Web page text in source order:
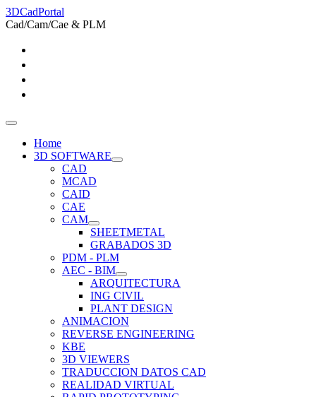
3DCadPortal
Cad/Cam/Cae & PLM
Home
3D SOFTWARE
CAD
MCAD
CAID
CAE
CAM
SHEETMETAL
GRABADOS 3D
PDM - PLM
AEC - BIM
ARQUITECTURA
ING CIVIL
PLANT DESIGN
ANIMACION
REVERSE ENGINEERING
KBE
3D VIEWERS
TRADUCCION DATOS CAD
REALIDAD VIRTUAL